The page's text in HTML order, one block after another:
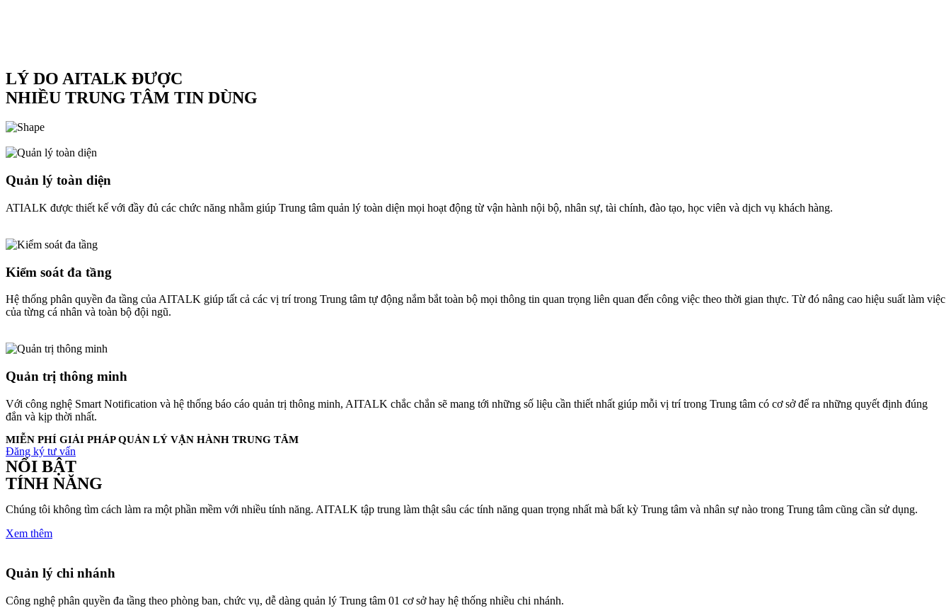
LÝ DO AITALK ĐƯỢC
NHIỀU TRUNG TÂM TIN DÙNG
Quản lý toàn diện
ATIALK được thiết kế với đầy đủ các chức năng nhằm giúp Trung tâm quản lý toàn diện mọi hoạt động từ vận hành nội bộ, nhân sự, tài chính, đào tạo, học viên và dịch vụ khách hàng.
Kiểm soát đa tầng
Hệ thống phân quyền đa tầng của AITALK giúp tất cả các vị trí trong Trung tâm tự động nắm bắt toàn bộ mọi thông tin quan trọng liên quan đến công việc theo thời gian thực. Từ đó nâng cao hiệu suất làm việc
của từng cá nhân và toàn bộ đội ngũ.
Quản trị thông minh
Với công nghệ Smart Notification và hệ thống báo cáo quản trị thông minh, AITALK chắc chắn sẽ mang tới những số liệu cần thiết nhất giúp mỗi vị trí trong Trung tâm có cơ sở để ra những quyết định đúng
đắn và kịp thời nhất.
MIỄN PHÍ GIẢI PHÁP QUẢN LÝ VẬN HÀNH TRUNG TÂM
Đăng ký tư vấn
NỔI BẬT
TÍNH NĂNG
Chúng tôi không tìm cách làm ra một phần mềm với nhiều tính năng. AITALK tập trung làm thật sâu các tính năng quan trọng nhất mà bất kỳ Trung tâm và nhân sự nào trong Trung tâm cũng cần sử dụng.
Xem thêm
Quản lý chi nhánh
Công nghệ phân quyền đa tầng theo phòng ban, chức vụ, dễ dàng quản lý Trung tâm 01 cơ sở hay hệ thống nhiều chi nhánh.